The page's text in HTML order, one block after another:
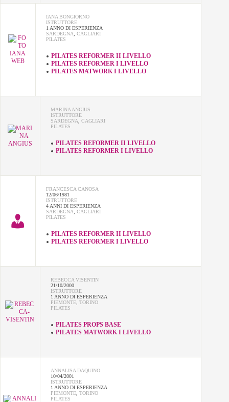
IANA BONGIORNO
ISTRUTTORE
1 ANNO DI ESPERIENZA
SARDEGNA
CAGLIARI
PILATES
PILATES REFORMER II LIVELLO
PILATES REFORMER I LIVELLO
PILATES MATWORK I LIVELLO
MARINA ANGIUS
ISTRUTTORE
SARDEGNA
CAGLIARI
PILATES
PILATES REFORMER II LIVELLO
PILATES REFORMER I LIVELLO
FRANCESCA CANOSA
12/06/1981
ISTRUTTORE
4 ANNI DI ESPERIENZA
SARDEGNA
CAGLIARI
PILATES
PILATES REFORMER II LIVELLO
PILATES REFORMER I LIVELLO
REBECCA VISENTIN
21/10/2000
ISTRUTTORE
1 ANNO DI ESPERIENZA
PIEMONTE, TORINO
PILATES
PILATES PROPS BASE
PILATES MATWORK I LIVELLO
ANNALISA DAQUINO
10/04/2001
ISTRUTTORE
1 ANNO DI ESPERIENZA
PIEMONTE, TORINO
PILATES